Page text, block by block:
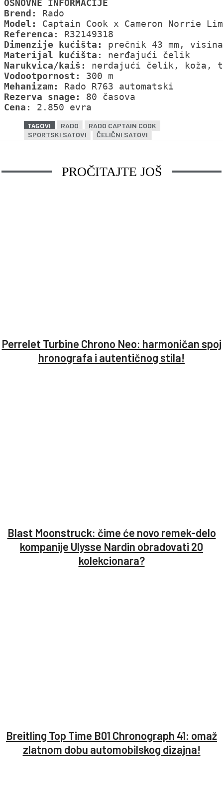
OSNOVNE INFORMACIJE
Brend:
Model:
Referenca:
Dimenzije kućišta:
Materijal kućišta:
Narukvica/kaiš:
Vodootpornost:
Mehanizam:
Rezerva snage:
Cena:
2.850 evra
TAGOVI RADO
RADO CAPTAIN COOK
SPORTSKI SATOVI
ČELIČNI SATOVI
PROČITAJTE JOŠ
Perrelet Turbine Chrono Neo: harmoničan spoj
hronografa i autentičnog stila!
Blast Moonstruck: čime će novo remek-delo
kompanije Ulysse Nardin obradovati 20
kolekcionara?
Breitling Top Time B01 Chronograph 41: omaž
zlatnom dobu automobilskog dizajna!